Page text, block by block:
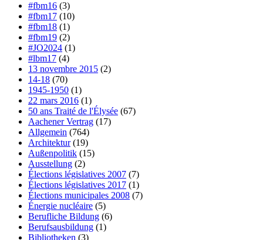
#fbm16 (3)
#fbm17 (10)
#fbm18 (1)
#fbm19 (2)
#JO2024 (1)
#lbm17 (4)
13 novembre 2015 (2)
14-18 (70)
1945-1950 (1)
22 mars 2016 (1)
50 ans Traité de l'Élysée (67)
Aachener Vertrag (17)
Allgemein (764)
Architektur(19)
Außenpolitik (15)
Ausstellung (2)
Élections législatives 2007 (7)
Élections législatives 2017 (1)
Élections municipales 2008 (7)
Énergie nucléaire (5)
Berufliche Bildung (6)
Berufsausbildung (1)
Bibliotheken (3)